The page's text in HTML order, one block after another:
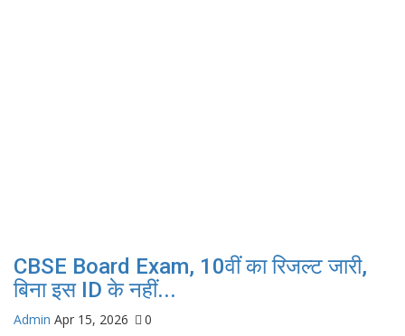
CBSE Board Exam, 10वीं का रिजल्ट जारी,
बिना इस ID के नहीं...
Admin Apr 15, 2026
0